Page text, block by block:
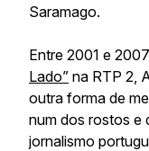
Saramago.
Entre 2001 e
Lado” na RTP 2,
outra forma de
num dos rostos e
jornalismo